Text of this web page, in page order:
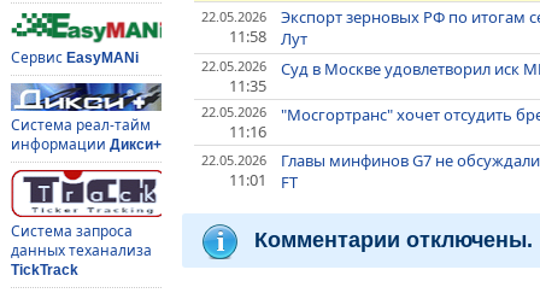
Сервис EasyMANi
Система реал-тайм
информации Дикси+
Система запроса
данных теханализа
TickTrack
22.05.2026
11:58
Экспорт зерновых РФ по итогам
Лут
22.05.2026
11:35
Суд в Москве удовлетворил иск
22.05.2026
11:16
"Мосгортранс" хочет отсудить
22.05.2026
11:01
Главы минфинов G7 не
FT
Комментарии отключены.